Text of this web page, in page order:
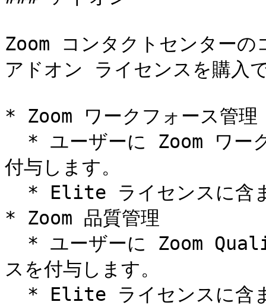
Zoom コンタクトセンター
アドオン ライセンスを購入
* Zoom ワークフォース管理
付与します。
* Zoom 品質管理
スを付与します。